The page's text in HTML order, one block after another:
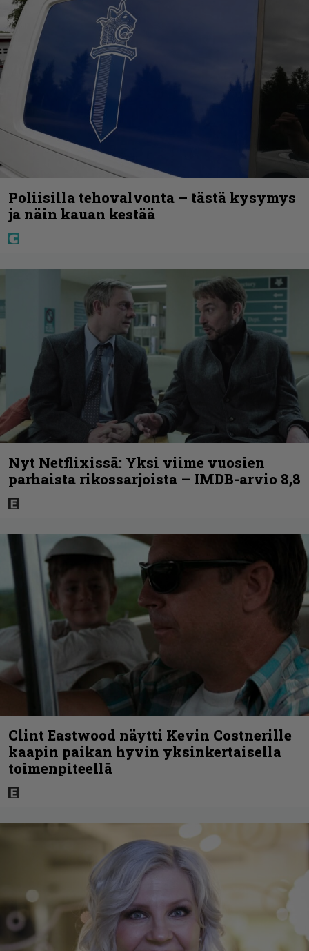
Poliisilla tehovalvonta – tästä kysymys
ja näin kauan kestää
Nyt Netflixissä: Yksi viime vuosien
parhaista rikossarjoista – IMDB-arvio 8,8
Clint Eastwood näytti Kevin Costnerille
kaapin paikan hyvin yksinkertaisella
toimenpiteellä